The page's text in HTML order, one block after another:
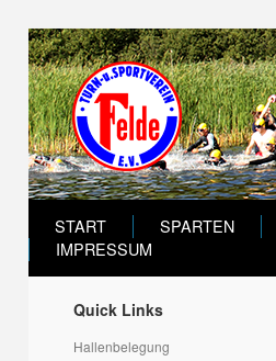
START SPARTEN
IMPRESSUM
Quick Links
Hallenbelegung